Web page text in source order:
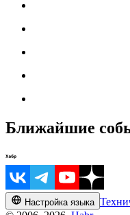
Ближайшие
Настройка языка